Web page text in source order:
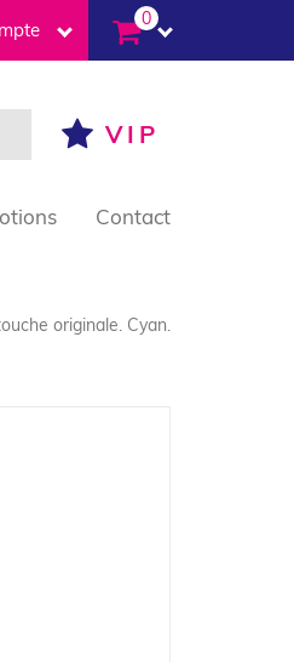
0
VIP
Contact
originale. Cyan.